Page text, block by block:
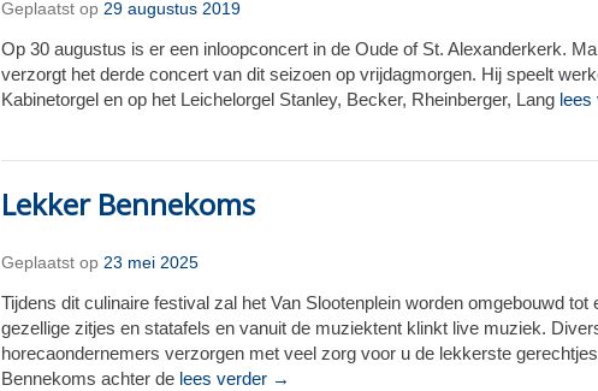
Geplaatst op 29 augustus 2019
Op 30 augustus is er een inloopconcert in de Oude of St. Alexanderkerk.
verzorgt het derde concert van dit seizoen op vrijdagmorgen. Hij speelt
Kabinetorgel en op het Leichelorgel Stanley, Becker, Rheinberger, Lang
Lekker Bennekoms
Geplaatst op 23 mei 2025
Tijdens dit culinaire festival zal het Van Slootenplein worden omgebouwd
gezellige zitjes en statafels en vanuit de muziektent klinkt live muziek.
horecaondernemers verzorgen met veel zorg voor u de lekkerste
Bennekoms achter de lees verder →